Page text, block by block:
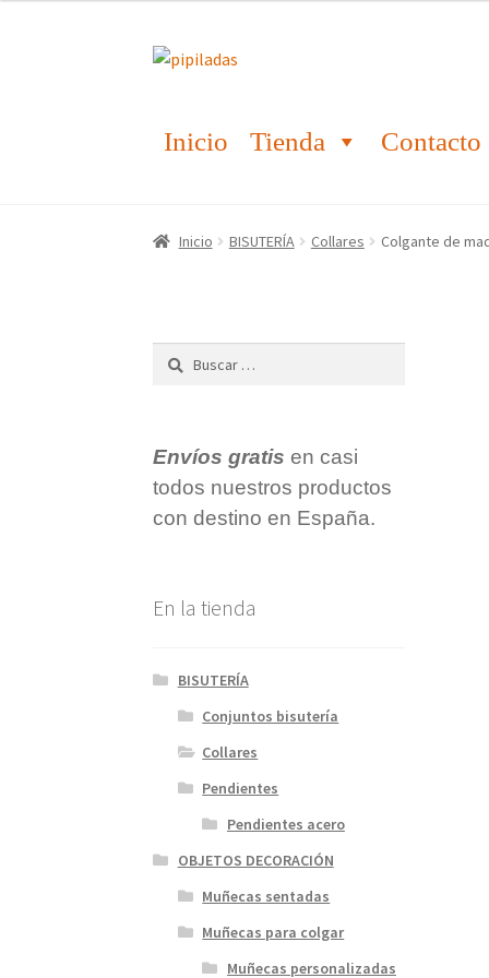
Ir
navegación
Ir
Inicio Tienda Contacto
Inicio BISUTERÍA Collares Colgante de
Buscar:
Envíos gratis en casi
todos nuestros productos
con destino en España.
En la tienda
BISUTERÍA
Conjuntos bisutería
Collares
Pendientes
Pendientes acero
OBJETOS DECORACIÓN
Muñecas sentadas
Muñecas para colgar
Muñecas personalizadas